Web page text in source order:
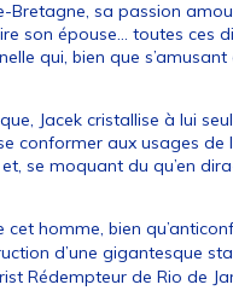
Bretagne, sa passion
son épouse… toutes ces
qui, bien que s’amusant
Jacek cristallise à lui
conformer aux usages
se moquant du qu’en
homme, bien
d’une gigantesque
Rédempteur de Rio de